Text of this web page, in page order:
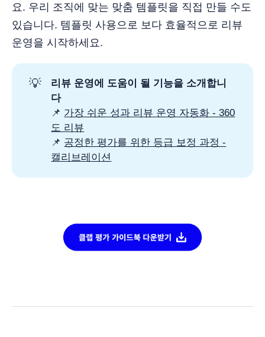
요. 우리 조직에 맞는 맞춤 템플릿을 직접 만들 수도
있습니다. 템플릿 사용으로 보다 효율적으로 리뷰
운영을 시작하세요.
💡
리뷰 운영에 도움이 될 기능을 소개합니
다
📌 가장 쉬운 성과 리뷰 운영 자동화 - 360
도 리뷰
📌 공정한 평가를 위한 등급 보정 과정 -
캘리브레이션